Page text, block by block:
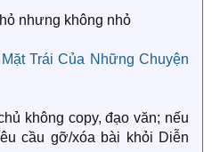
nhưng không nhỏ
Trái Của Những Chuyện
không copy, đạo văn; nếu
cầu gỡ/xóa bài khỏi Diễn